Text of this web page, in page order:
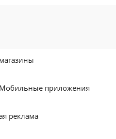
Мобильные приложения
реклама